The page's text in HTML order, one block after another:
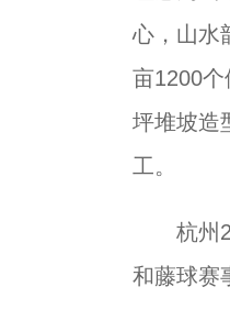
心，山水
亩1200
坪堆坡造
工。
杭州
和藤球赛